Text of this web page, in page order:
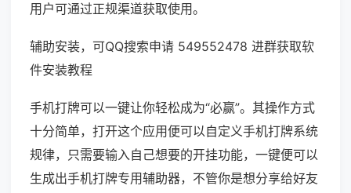
用户可通过正规渠道获取使用。
辅助安装，可QQ搜索申请 549552478 进群获取软
件安装教程
手机打牌可以一键让你轻松成为“必赢”。其操作方式
十分简单，打开这个应用便可以自定义手机打牌系统
规律，只需要输入自己想要的开挂功能，一键便可以
生成出手机打牌专用辅助器，不管你是想分享给好友